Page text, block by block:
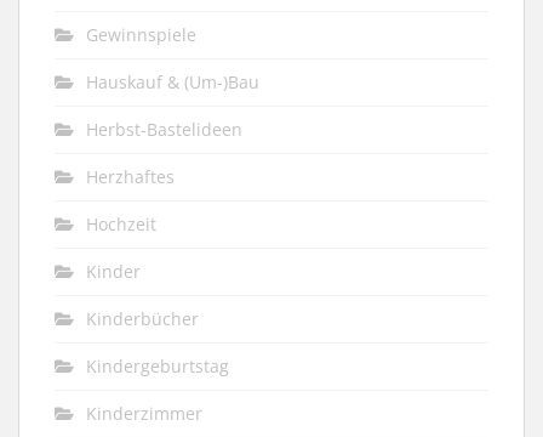
Gewinnspiele
Hauskauf & (Um-)Bau
Herbst-Bastelideen
Herzhaftes
Hochzeit
Kinder
Kinderbücher
Kindergeburtstag
Kinderzimmer